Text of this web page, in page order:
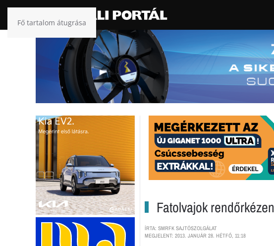
Fő tartalom átugrása
Fatolvajok rendőrkézen
ÍRTA: SMRFK SAJTÓSZOLGÁLAT
MEGJELENT: 2013. JANUÁR 28. HÉTFŐ, 11:18